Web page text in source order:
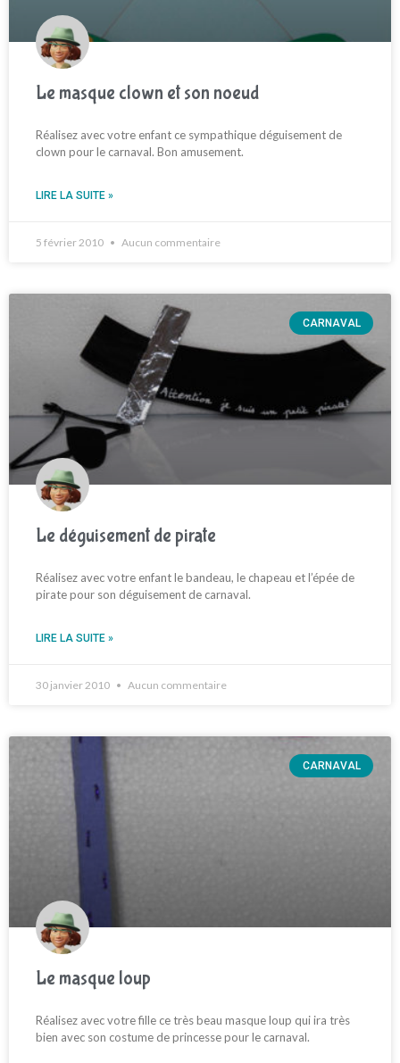
Le masque clown et son noeud
Réalisez avec votre enfant ce sympathique déguisement de
clown pour le carnaval. Bon amusement.
LIRE LA SUITE »
5 février 2010 Aucun commentaire
CARNAVAL
Le déguisement de pirate
Réalisez avec votre enfant le bandeau, le chapeau et l’épée de
pirate pour son déguisement de carnaval.
LIRE LA SUITE »
30 janvier 2010 Aucun commentaire
CARNAVAL
Le masque loup
Réalisez avec votre fille ce très beau masque loup qui ira très
bien avec son costume de princesse pour le carnaval.